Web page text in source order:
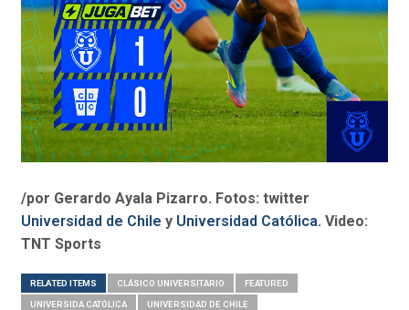
/por Gerardo Ayala Pizarro. Fotos: twitter
Universidad de Chile y Universidad Católica. Video:
TNT Sports
RELATED ITEMS CLÁSICO UNIVERSITARIO FEATURED
UNIVERSIDA CATÓLICA UNIVERSIDAD DE CHILE